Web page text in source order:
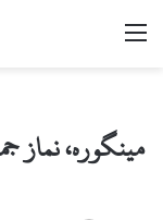
مینو
مینگورہ، نماز